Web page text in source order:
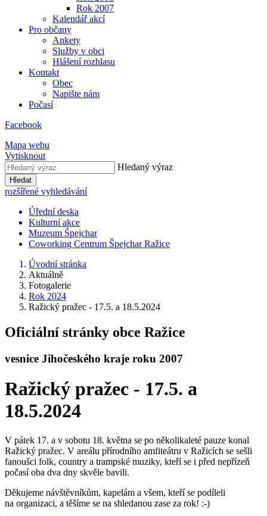
Rok 2007
Kalendář akcí
Pro občany
Ankety
Služby v obci
Hlášení rozhlasu
Kontakt
Obec
Napište nám
Počasí
Facebook
Mapa webu
Vytisknout
Hledaný výraz
Hledat
rozšířené vyhledávání
Úřední deska
Kulturní akce
Muzeum Špejchar
Coworking Centrum Špejchar Ražice
Úvodní stránka
Aktuálně
Fotogalerie
Rok 2024
Ražický pražec - 17.5. a 18.5.2024
Oficiální stránky obce Ražice
vesnice Jihočeského kraje roku 2007
Ražický pražec - 17.5. a
18.5.2024
V pátek 17. a v sobotu 18. května se po několikaleté pauze konal
Ražický pražec. V areálu přírodního amfiteátru v Ražicích se sešli
fanoušci folk, country a trampské muziky, kteří se i před nepřízeň
počasí oba dva dny skvěle bavili.
Děkujeme návštěvníkům, kapelám a všem, kteří se podíleli
na organizaci, a těšíme se na shledanou zase za rok! :-)